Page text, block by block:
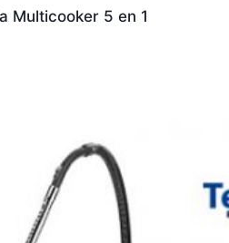
Multicooker 5 en 1